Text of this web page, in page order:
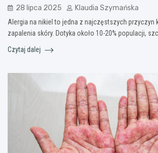
28 lipca 2025 Klaudia Szymańska
Alergia na nikiel to jedna z najczęstszych przyczyn
zapalenia skóry. Dotyka około 10-20% populacji,
Czytaj dalej